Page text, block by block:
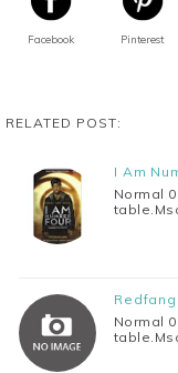
Facebook Pinterest
RELATED POST:
I Am
Normal
Redfang
Normal